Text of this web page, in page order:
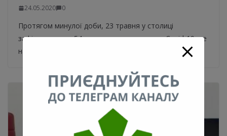
24.05.2020 0
Протягом минулої доби, 23 травня у столиці
зафіксували ще 54 випадки захворювання Covid-19, це
на 7 випадків більше, ніж днем